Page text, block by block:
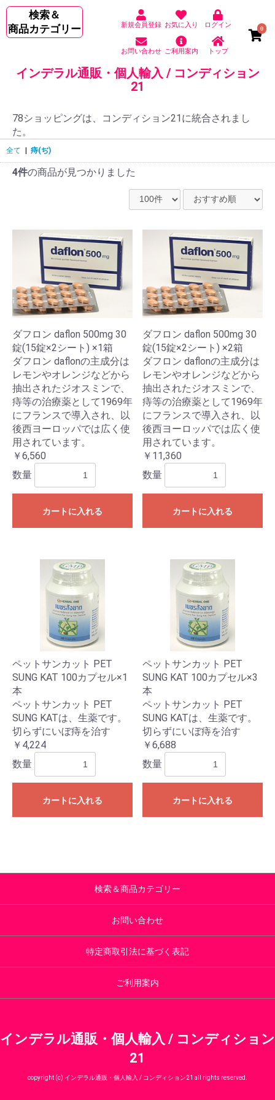
検索＆
商品カテゴリー
新規会員登録 お気に入り ログイン
お問い合わせ ご利用案内 トップ
0
インデラル通販・個人輸入 / コンディション
21
78ショッピングは、コンディション21に統合されまし
た。
全て 痔(ぢ)
4件の商品が見つかりました
ダフロン daflon 500mg 30
錠(15錠×2シート) ×1箱
ダフロン daflonの主成分は
レモンやオレンジなどから
抽出されたジオスミンで、
痔等の治療薬として1969年
にフランスで導入され、以
後西ヨーロッパでは広く使
用されています。
￥6,560
数量
カートに入れる
ダフロン daflon 500mg 30
錠(15錠×2シート) ×2箱
ダフロン daflonの主成分は
レモンやオレンジなどから
抽出されたジオスミンで、
痔等の治療薬として1969年
にフランスで導入され、以
後西ヨーロッパでは広く使
用されています。
￥11,360
数量
カートに入れる
ペットサンカット PET
SUNG KAT 100カプセル×1
本
ペットサンカット PET
SUNG KATは、生薬です。
切らずにいぼ痔を治す
￥4,224
数量
カートに入れる
ペットサンカット PET
SUNG KAT 100カプセル×3
本
ペットサンカット PET
SUNG KATは、生薬です。
切らずにいぼ痔を治す
￥6,688
数量
カートに入れる
お買い物を続ける カートへ進む
検索＆商品カテゴリー
お問い合わせ
特定商取引法に基づく表記
ご利用案内
インデラル通販・個人輸入 / コンディション
21
copyright (c) インデラル通販・個人輸入 / コンディション21 all rights reserved.